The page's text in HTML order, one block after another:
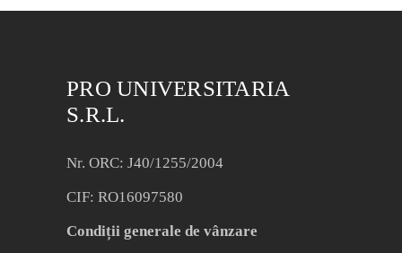
PRO UNIVERSITARIA
S.R.L.
Nr. ORC: J40/1255/2004
CIF: RO16097580
Condiții generale de vânzare